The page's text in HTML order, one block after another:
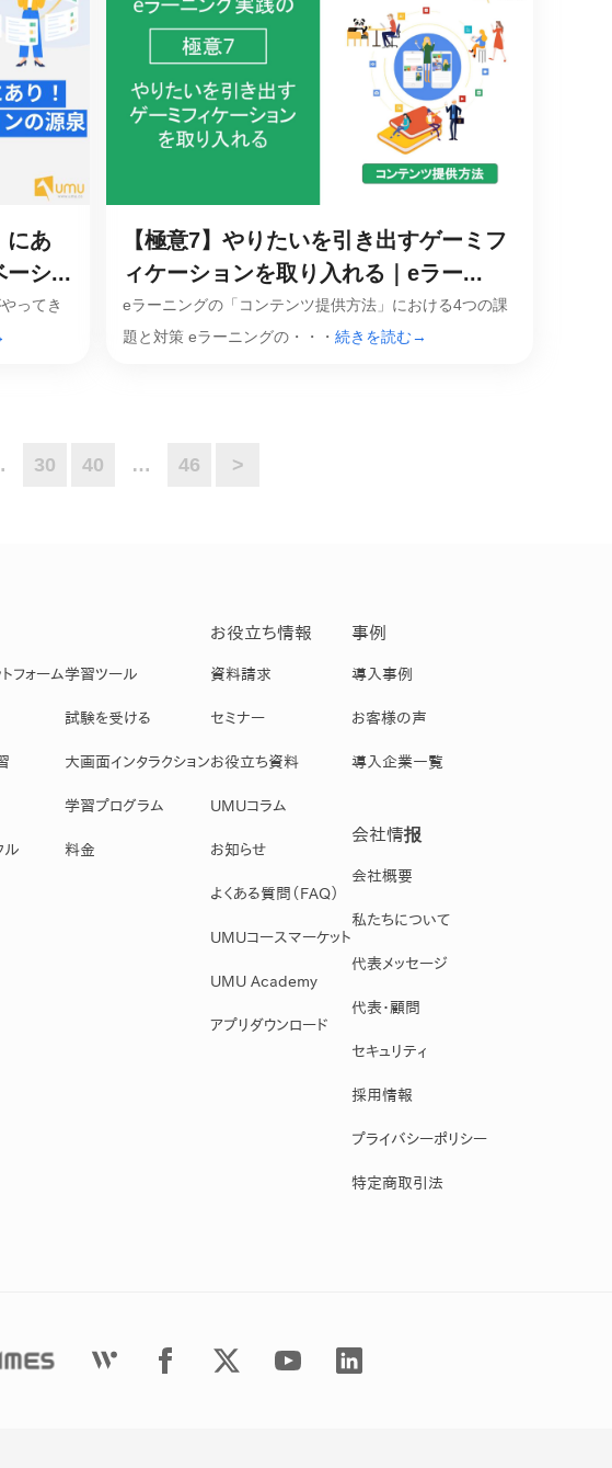
にあ
ーシ...
ってき
【極意7】やりたいを引き出すゲーミフ
ィケーションを取り入れる｜eラー...
eラーニングの「コンテンツ提供方法」における4つの課
題と対策 eラーニングの・・・ 続きを読む→
30 40 … 46 >
フォーム
ル
学習ツール
試験を受ける
大画面インタラクション
学習プログラム
料金
お役立ち情報
資料請求
セミナー
お役立ち資料
UMUコラム
お知らせ
よくある質問（FAQ）
UMUコースマーケット
UMU Academy
アプリダウンロード
事例
導入事例
お客様の声
導入企業一覧
会社情报
会社概要
私たちについて
代表メッセージ
代表・顧問
セキュリティ
採用情報
プライバシーポリシー
特定商取引法